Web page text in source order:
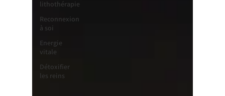
lithothérapie
Reconnexion
à soi
Energie
vitale
Détoxifier
les reins